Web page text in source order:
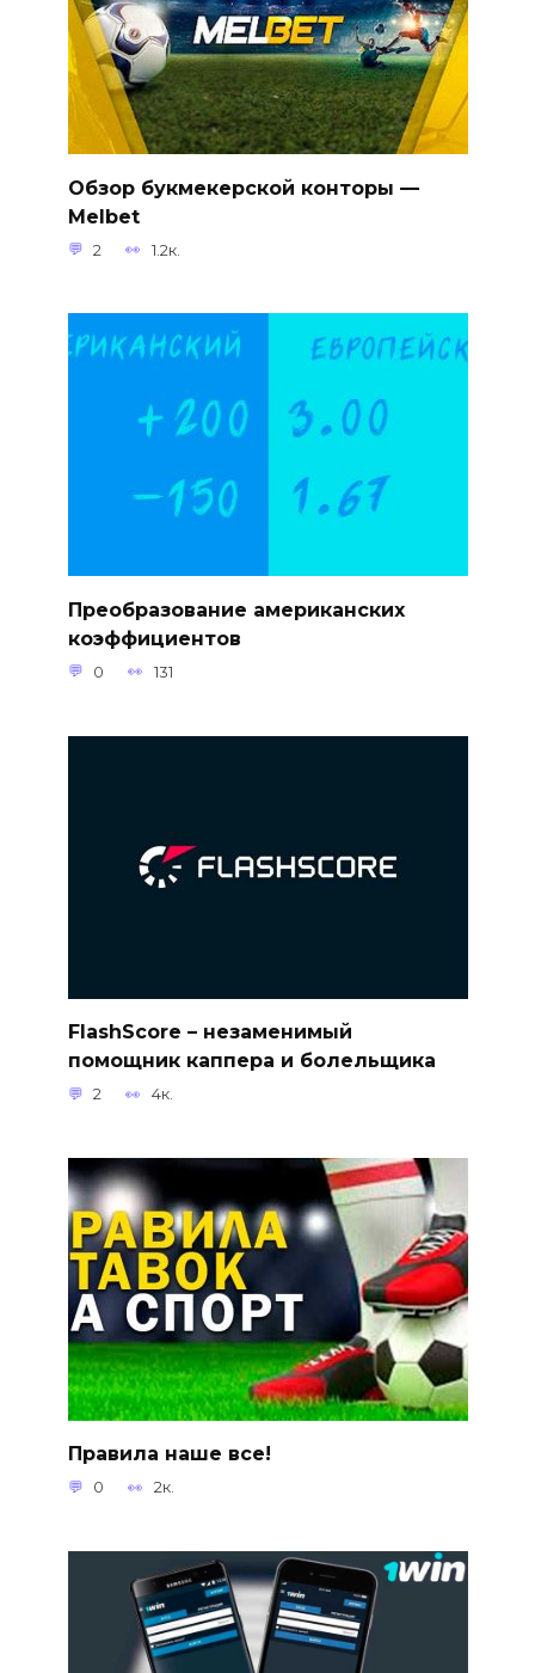
Обзор букмекерской конторы —
Melbet
2 1.2к.
Преобразование американских
коэффициентов
0 131
FlashScore – незаменимый
помощник каппера и болельщика
2 4к.
Правила наше все!
0 2к.